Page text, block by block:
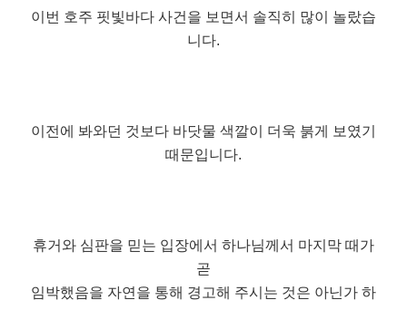
이번 호주 핏빛바다 사건을 보면서 솔직히 많이 놀랐습
니다.
이전에 봐와던 것보다 바닷물 색깔이 더욱 붉게 보였기
때문입니다.
휴거와 심판을 믿는 입장에서 하나님께서 마지막 때가
곧
임박했음을 자연을 통해 경고해 주시는 것은 아닌가 하